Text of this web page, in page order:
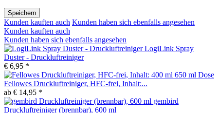
Speichern
Kunden kauften auch Kunden haben sich ebenfalls angesehen
Kunden kauften auch
Kunden haben sich ebenfalls angesehen
LogiLink Spray
Duster - Druckluftreiniger
€ 6,95 *
Fellowes Druckluftreiniger, HFC-frei, Inhalt:...
ab € 14,95 *
gembird
Druckluftreiniger (brennbar), 600 ml